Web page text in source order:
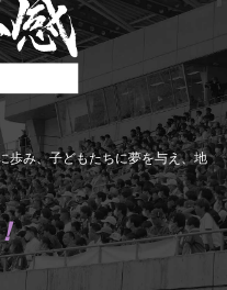
歩み、子どもたちに夢を与え、地